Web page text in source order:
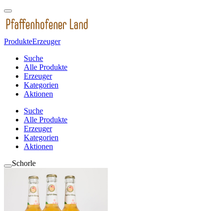
ProdukteErzeuger
Suche
Alle Produkte
Erzeuger
Kategorien
Aktionen
Suche
Alle Produkte
Erzeuger
Kategorien
Aktionen
Schorle